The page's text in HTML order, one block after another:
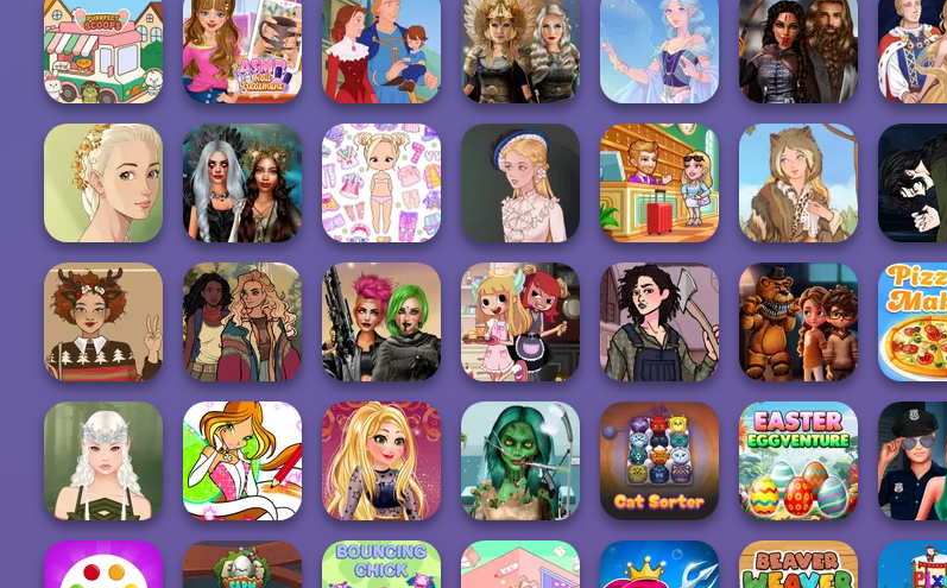
Babs' Spring
Wedding
Fashionistas'
Faceoff
Manga Creator -
Fantasy World...
Cyberpunk
Guardians
Color Fill 3D Viking Woman
Alice
Purr-fect Scoops
ASMR Nail
Treatment
Life Story
Norse
Goddesses
Faithful Elf
Medieval
Princesses
Sun
Natural Girl
Portrait
Enchanted
Realms
Chibi Doll: Avatar
Creator
Victorian Alice
Hotel Fever
Tycoon
Grimm Beauty
Manga
Vampire
P...
Ugly Winter
Sweater
Into the Wild
Cyberpunk
Shieldmaidens
Devilish Cooking
Weekend at the
Overlook
FNAF Horror At
Home
The